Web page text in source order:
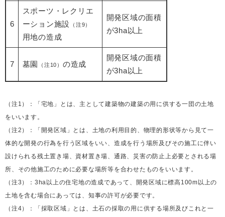
6
スポーツ・レクリエ
ーション施設
（注9）
用地の造成
開発区域の面積
が3ha以上
7 墓園 （注10） の造成
開発区域の面積
が3ha以上
（注1）：「宅地」とは、主として建築物の建築の用に供する一団の土地
をいいます。
（注2）：「開発区域」とは、土地の利用目的、物理的形状等から見て一
体的な開発の行為を行う区域をいい、造成を行う場所及びその施工に伴い
設けられる残土置き場、資材置き場、通路、災害の防止上必要とされる場
所、その他施工のために必要な場所等を合わせたものをいいます。
（注3）：3ha以上の住宅地の造成であって、開発区域に標高100m以上の
土地を含む場合にあっては、知事の許可が必要です。
（注4）：「採取区域」とは、土石の採取の用に供する場所及びこれと一